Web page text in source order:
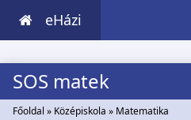
eHázi
SOS matek
Főoldal » Középiskola » Matematika